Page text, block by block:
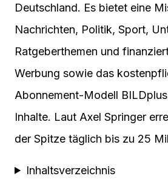
Deutschland. Es bietet eine
Nachrichten, Politik, Sport,
Ratgeberthemen und
Werbung sowie das
Abonnement-Modell
Inhalte. Laut Axel Springer
der Spitze täglich bis zu 25
Inhaltsverzeichnis